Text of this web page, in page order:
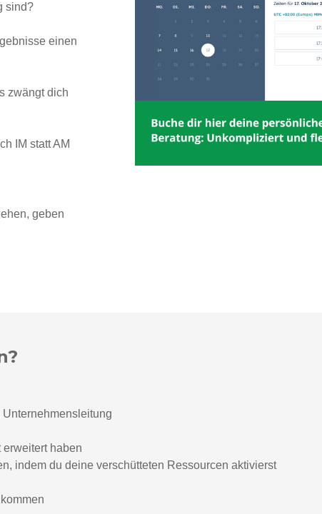
sind?
einen
zwängt dich
IM statt AM
geben
haben
indem du deine verschütteten Ressourcen aktivierst